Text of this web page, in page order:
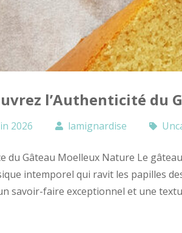
l’Authenticité du
2026 lamignardise
du Gâteau Moelleux Nature Le
intemporel qui ravit les papilles
savoir-faire exceptionnel et une